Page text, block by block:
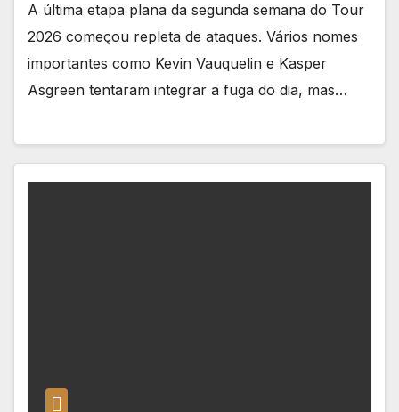
A última etapa plana da segunda semana do Tour
2026 começou repleta de ataques. Vários nomes
importantes como Kevin Vauquelin e Kasper
Asgreen tentaram integrar a fuga do dia, mas…